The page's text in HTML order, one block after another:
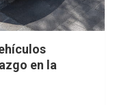
en la